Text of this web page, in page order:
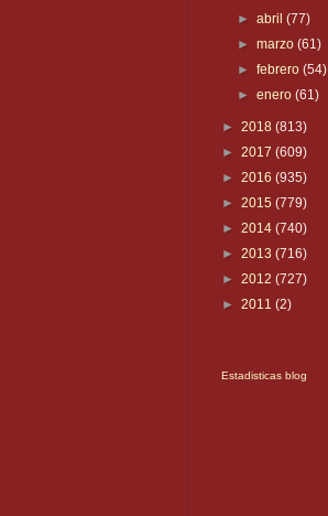
►abril(77)
►marzo(61)
►febrero(54)
►enero(61)
► 2018 (813)
► 2017 (609)
► 2016 (935)
► 2015 (779)
► 2014 (740)
► 2013 (716)
► 2012 (727)
► 2011 (2)
Estadisticas blog